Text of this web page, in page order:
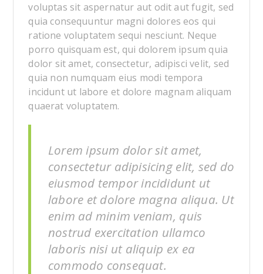
voluptas sit aspernatur aut odit aut fugit, sed
quia consequuntur magni dolores eos qui
ratione voluptatem sequi nesciunt. Neque
porro quisquam est, qui dolorem ipsum quia
dolor sit amet, consectetur, adipisci velit, sed
quia non numquam eius modi tempora
incidunt ut labore et dolore magnam aliquam
quaerat voluptatem.
Lorem ipsum dolor sit amet,
consectetur adipisicing elit, sed do
eiusmod tempor incididunt ut
labore et dolore magna aliqua. Ut
enim ad minim veniam, quis
nostrud exercitation ullamco
laboris nisi ut aliquip ex ea
commodo consequat.